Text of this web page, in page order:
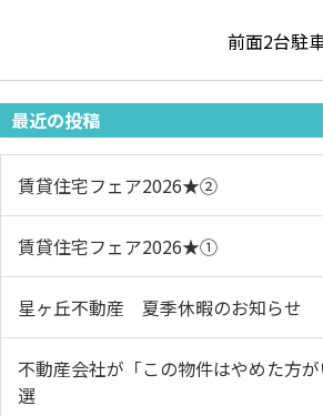
前面2台駐
最近の投稿
賃貸住宅フェア2026★➁
賃貸住宅フェア2026★①
星ヶ丘不動産 夏季休暇のお知らせ
不動産会社が「この物件はやめた方
選